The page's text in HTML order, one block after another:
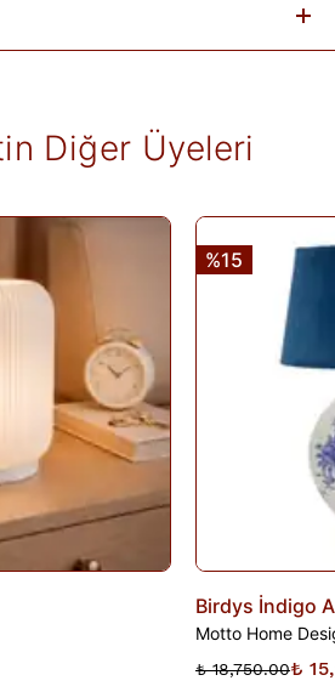
iade kabul edilmez. Ayıplı ürünler,
ile belgelenmediği sürece iade
gösterebilir; bu bilgiler ürün
şartlarına uygun olduğu takdirde 10
İade sürecini başlatmak için lütfen
Diğer Üyeleri
%15
Birdys İndigo
Motto Home
₺ 18,750.00₺